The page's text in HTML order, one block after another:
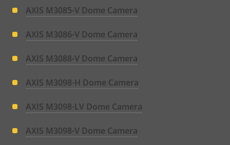
AXIS M3085-V Dome Camera
AXIS M3086-V Dome Camera
AXIS M3088-V Dome Camera
AXIS M3098-H Dome Camera
AXIS M3098-LV Dome Camera
AXIS M3098-V Dome Camera